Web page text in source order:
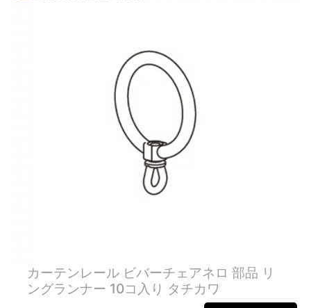
カーテンレール ビバーチェアネロ 部品 リ
ングランナー 10コ入り タチカワ